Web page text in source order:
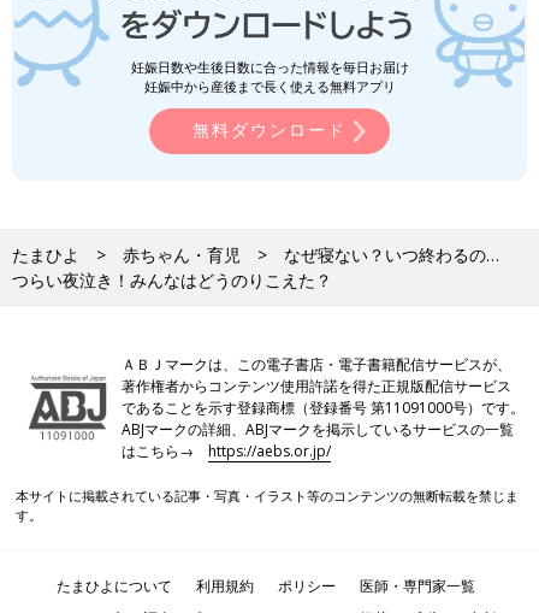
妊娠日数や生後日数に合った情報を毎日お届け
妊娠中から産後まで長く使える無料アプリ
無料ダウンロード
たまひよ 赤ちゃん・育児
なぜ寝ない？いつ終わるの…
つらい夜泣き！みんなはどうのりこえた？
ＡＢＪマークは、この電子書店・電子書籍配信サービスが、
著作権者からコンテンツ使用許諾を得た正規版配信サービス
であることを示す登録商標（登録番号 第11091000号）です。
ABJマークの詳細、ABJマークを掲示しているサービスの一覧
はこちら→https://aebs.or.jp/
本サイトに掲載されている記事・写真・イラスト等のコンテンツの無断転載を禁じま
す。
たまひよについて 利用規約 ポリシー
医師・専門家一覧